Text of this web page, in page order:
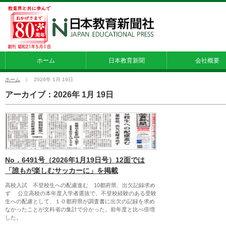
ホーム 日本教育新聞 会社概要
ホーム 2026年 1月 19日
アーカイブ：2026年 1月 19日
No．6491号（2026年1月19日号）12面では
「誰もが楽しむサッカーに」を掲載
高校入試 不登校生への配慮進む 10都府県、出欠記録求め
ず 公立高校の本年度入学者選抜で、不登校経験のある受験
生への配慮として、１０都府県が調査書に出欠の記録を求め
なかったことが文科省の集計で分かった。前年度と比べ倍増
した。